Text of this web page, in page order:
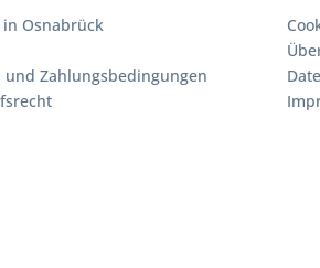
in Osnabrück
und Zahlungsbedingungen